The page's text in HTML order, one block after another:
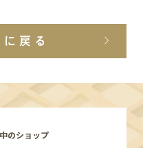
戻る
のショップ